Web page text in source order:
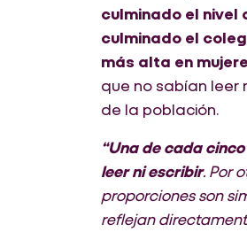
culminado el nivel
culminado el
más alta en
que no sabían leer
de la población.
“Una de cada
leer ni escribir. Por
proporciones son
reflejan